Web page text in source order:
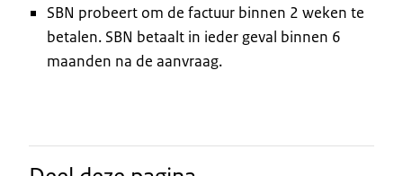
SBN probeert om de factuur binnen 2 weken te
betalen. SBN betaalt in ieder geval binnen 6
maanden na de aanvraag.